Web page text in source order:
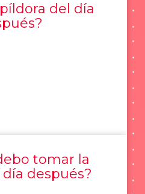
del día
tomar la
después?